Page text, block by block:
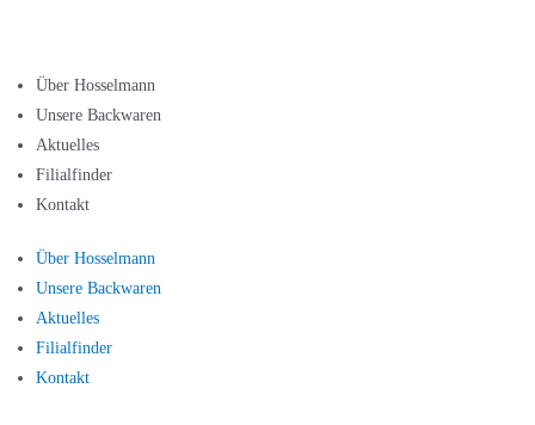
Über Hosselmann
Unsere Backwaren
Aktuelles
Filialfinder
Kontakt
Über Hosselmann
Unsere Backwaren
Aktuelles
Filialfinder
Kontakt